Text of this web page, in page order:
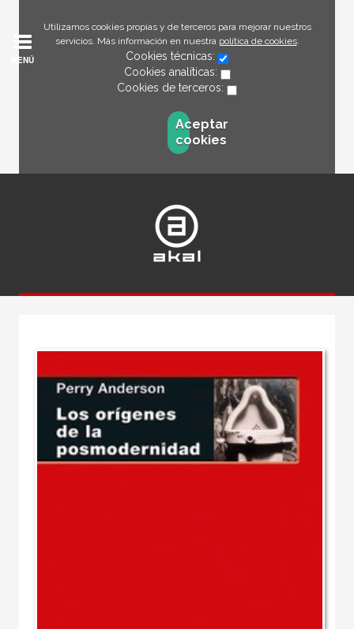
Utilizamos cookies propias y de terceros para mejorar nuestros
servicios. Más información en nuestra política de cookies.
Cookies técnicas:
Cookies analíticas:
Cookies de terceros:
Aceptar
cookies
MENÚ